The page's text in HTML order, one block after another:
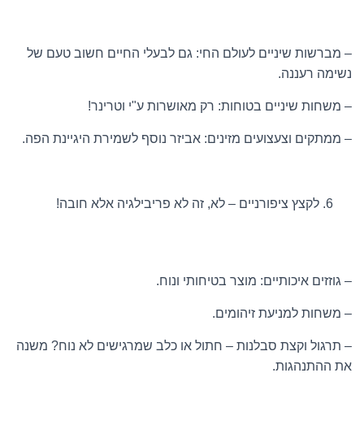
– מברשות שיניים לעולם החי: גם לבעלי החיים חשוב טעם של
נשימה רעננה.
– משחות שיניים בטוחות: רק מאושרות ע"י וטרינר!
– ממתקים וצעצועים מזינים: אביזר נוסף לשמירת היגיינת הפה.
לקצץ ציפורניים – לא, זה לא פריבילגיה אלא חובה!
– גוזזים איכותיים: מוצר בטיחותי ונוח.
– משחות למניעת זיהומים.
– תרגול וקצת סבלנות – חתול או כלב שמרגישים לא נוח? משנה
את ההתנהגות.